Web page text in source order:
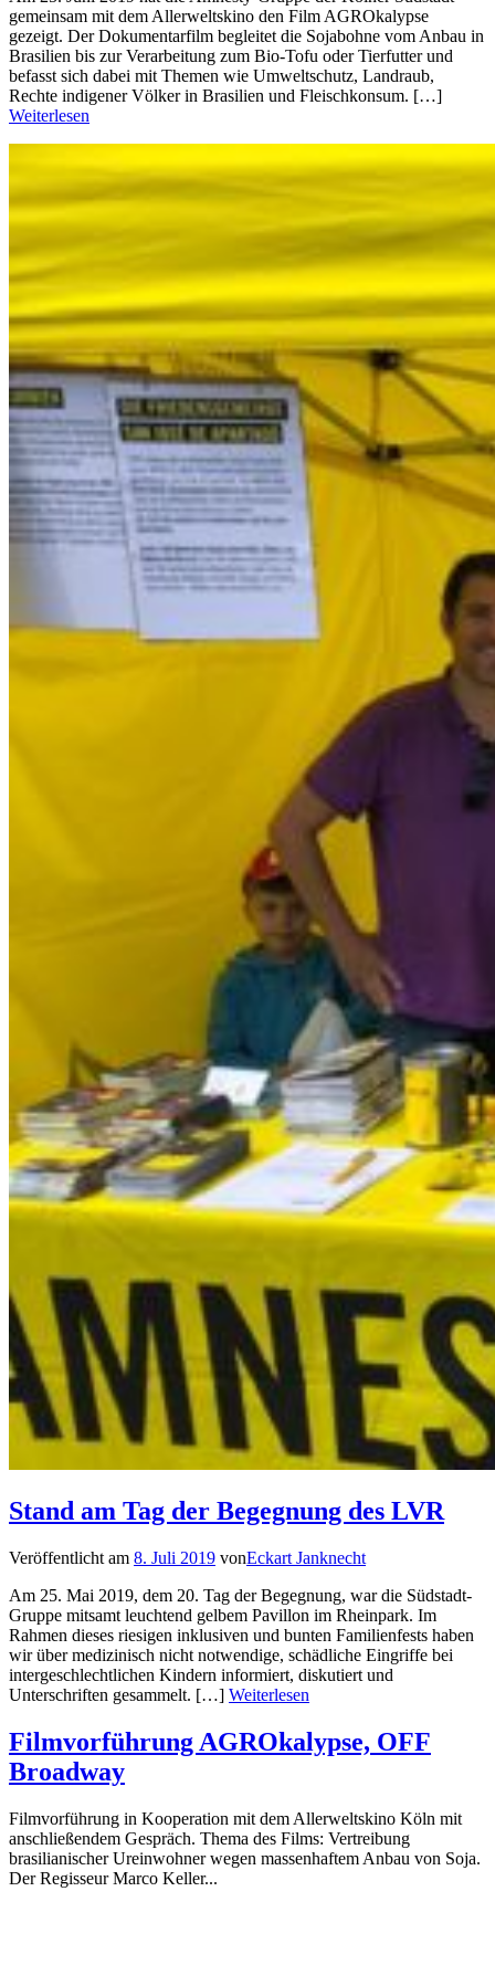
gemeinsam mit dem Allerweltskino den Film AGROkalypse
gezeigt. Der Dokumentarfilm begleitet die Sojabohne vom Anbau in
Brasilien bis zur Verarbeitung zum Bio-Tofu oder Tierfutter und
befasst sich dabei mit Themen wie Umweltschutz, Landraub,
Rechte indigener Völker in Brasilien und Fleischkonsum. […]
Weiterlesen
Stand am Tag der Begegnung des LVR
Veröffentlicht am 8. Juli 2019 vonEckart Janknecht
Am 25. Mai 2019, dem 20. Tag der Begegnung, war die Südstadt-
Gruppe mitsamt leuchtend gelbem Pavillon im Rheinpark. Im
Rahmen dieses riesigen inklusiven und bunten Familienfests haben
wir über medizinisch nicht notwendige, schädliche Eingriffe bei
intergeschlechtlichen Kindern informiert, diskutiert und
Unterschriften gesammelt. […] Weiterlesen
Filmvorführung AGROkalypse, OFF
Broadway
Filmvorführung in Kooperation mit dem Allerweltskino Köln mit
anschließendem Gespräch. Thema des Films: Vertreibung
brasilianischer Ureinwohner wegen massenhaftem Anbau von Soja.
Der Regisseur Marco Keller...